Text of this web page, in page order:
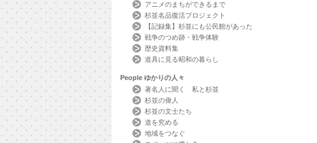
アニメのまちができるまで
杉並名品復活プロジェクト
【記録集】杉並にも公民館があった
戦争のつめ跡・戦争体験
歴史資料集
道具に見る昭和の暮らし
People ゆかりの人々
著名人に聞く 私と杉並
杉並の偉人
杉並の文士たち
道を究める
地域をつなぐ